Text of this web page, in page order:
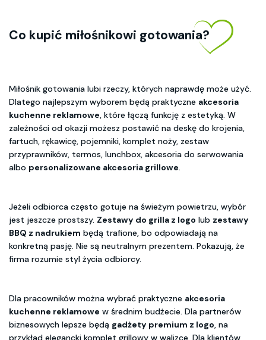
Co kupić miłośnikowi gotowania?
Miłośnik gotowania lubi rzeczy, których naprawdę może użyć.
Dlatego najlepszym wyborem będą praktyczne akcesoria
kuchenne reklamowe, które łączą funkcję z estetyką. W
zależności od okazji możesz postawić na deskę do krojenia,
fartuch, rękawicę, pojemniki, komplet noży, zestaw
przyprawników, termos, lunchbox, akcesoria do serwowania
albo personalizowane akcesoria grillowe.
Jeżeli odbiorca często gotuje na świeżym powietrzu, wybór
jest jeszcze prostszy. Zestawy do grilla z logo lub zestawy
BBQ z nadrukiem będą trafione, bo odpowiadają na
konkretną pasję. Nie są neutralnym prezentem. Pokazują, że
firma rozumie styl życia odbiorcy.
Dla pracowników można wybrać praktyczne akcesoria
kuchenne reklamowe w średnim budżecie. Dla partnerów
biznesowych lepsze będą gadżety premium z logo, na
przykład elegancki komplet grillowy w walizce. Dla klientów